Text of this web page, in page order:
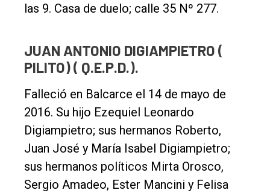
las 9. Casa de duelo; calle 35 Nº 277.
JUAN ANTONIO DIGIAMPIETRO (
PILITO) ( Q.E.P.D.).
Falleció en Balcarce el 14 de mayo de
2016. Su hijo Ezequiel Leonardo
Digiampietro; sus hermanos Roberto,
Juan José y María Isabel Digiampietro;
sus hermanos políticos Mirta Orosco,
Sergio Amadeo, Ester Mancini y Felisa